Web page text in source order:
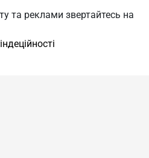
та реклами звертайтесь на